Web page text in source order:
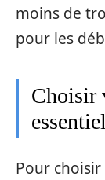
moins de
pour les
Choisir
Pour